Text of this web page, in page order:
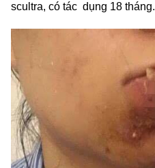
scultra, có tác dụng 18 tháng.